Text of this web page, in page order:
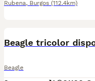
Rubena, Burgos (112.4km)
Beagle tricolor
Beagle